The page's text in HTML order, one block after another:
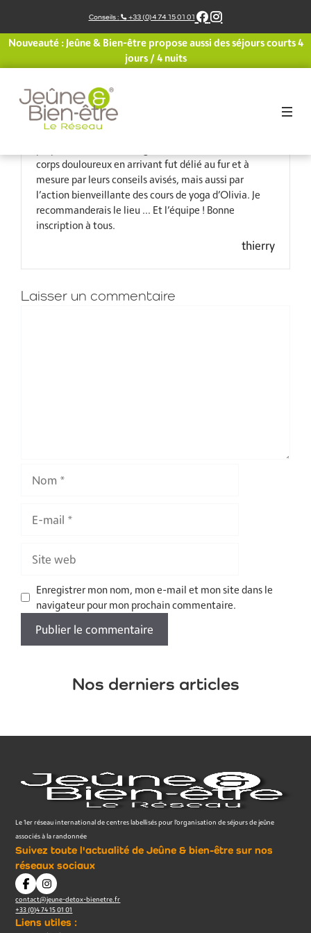
contenu
Conseils : +33 (0)4 74 15 01 01
Nouveauté : Jeûne & Bien-être propose aussi des séjours courts 4
jours / 4 nuits
Et bien oui ! Ce fut une merveilleuse semaine de
jeûne !
De prime abord cela aurait pu être austère, le jeûne
engendrant facilement la mélancolie.
Mais Gaëlle, Frédérique et Sébastien ont rompu ce
paradigme et permis par leurs différentes
corps douloureux en arrivant fut délié au fur et à
mesure par leurs conseils avisés, mais aussi par
l’action bienveillante des cours de yoga d’Olivia. Je
recommanderais le lieu … Et l’équipe ! Bonne
inscription à tous.
thierry
Laisser un commentaire
mail
web
Enregistrer mon nom, mon e-mail et mon site dans le
navigateur pour mon prochain commentaire.
Nos derniers articles
Le 1er réseau international de centres labellisés pour l’organisation de séjours de jeûne
associés à la randonnée
Suivez toute l'actualité de Jeûne & bien-être sur nos
réseaux sociaux
contact@jeune-detox-bienetre.fr
+33 (0)4 74 15 01 01
Liens utiles :